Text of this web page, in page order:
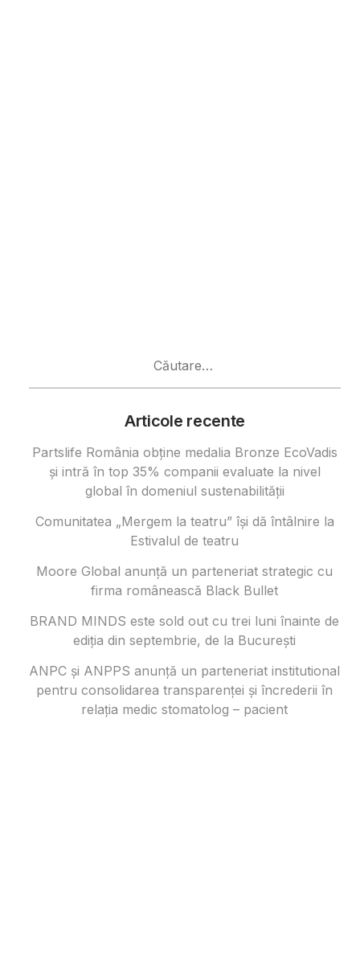
Articole recente
Partslife România obține medalia Bronze EcoVadis
și intră în top 35% companii evaluate la nivel
global în domeniul sustenabilității
Comunitatea „Mergem la teatru” își dă întâlnire la
Estivalul de teatru
Moore Global anunță un parteneriat strategic cu
firma românească Black Bullet
BRAND MINDS este sold out cu trei luni înainte de
ediția din septembrie, de la București
ANPC și ANPPS anunță un parteneriat institutional
pentru consolidarea transparenței și încrederii în
relația medic stomatolog – pacient